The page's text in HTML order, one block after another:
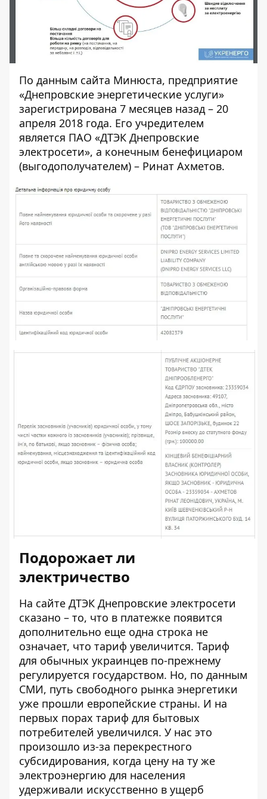
По данным сайта Минюста, предприятие
«Днепровские энергетические услуги»
зарегистрирована 7 месяцев назад – 20
апреля 2018 года. Его учредителем
является ПАО «ДТЭК Днепровские
электросети», а конечным бенефициаром
(выгодополучателем) – Ринат Ахметов.
Подорожает ли
электричество
На сайте ДТЭК Днепровские электросети
сказано – то, что в платежке появится
дополнительно еще одна строка не
означает, что тариф увеличится. Тариф
для обычных украинцев по-прежнему
регулируется государством. Но, по данным
СМИ, путь свободного рынка энергетики
уже прошли европейские страны. И на
первых порах тариф для бытовых
потребителей увеличился. У нас это
произошло из-за перекрестного
субсидирования, когда цену на ту же
электроэнергию для населения
удерживали искусственно в ущерб